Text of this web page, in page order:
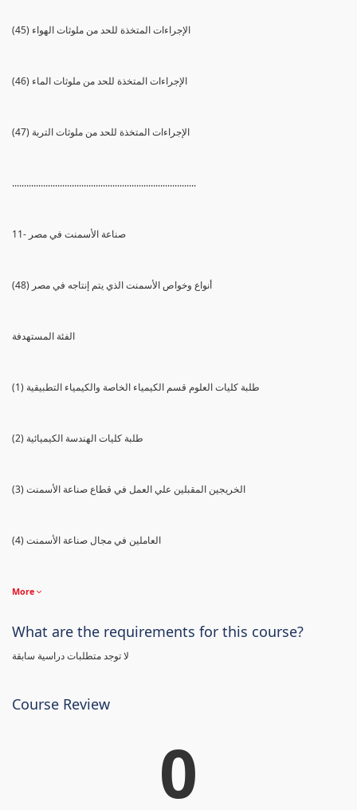
(45) الإجراءات المتخذة للحد من ملوثات الهواء
(46) الإجراءات المتخذة للحد من ملوثات الماء
(47) الإجراءات المتخذة للحد من ملوثات التربة
.............................................................................
11- صناعة الأسمنت في مصر
(48) أنواع وخواص الأسمنت الذي يتم إنتاجه في مصر
الفئة المستهدفة
(1) طلبة كليات العلوم قسم الكيمياء الخاصة والكيمياء التطبيقية
(2) طلبة كليات الهندسة الكيميائية
(3) الخريجين المقبلين علي العمل في قطاع صناعة الأسمنت
(4) العاملين في مجال صناعة الأسمنت
More
What are the requirements for this course?
لا توجد متطلبات دراسية سابقة
Course Review
0